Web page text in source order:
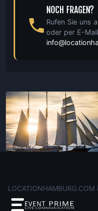
NOCH FRAGEN?
Rufen Sie uns
oder per E-